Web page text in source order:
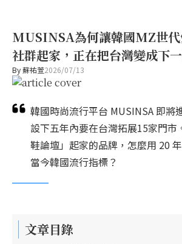
MUSINSA為何讓韓國MZ世代
社群起家，正在把台灣變成下
By蘇祐萱2026/07/13
韓國時尚流行平台 MUSINSA 即將
設下五年內要在台灣拓展15家門市
鞋論壇」起家的品牌，怎麼用 20
當今韓國流行指標？
文章目錄